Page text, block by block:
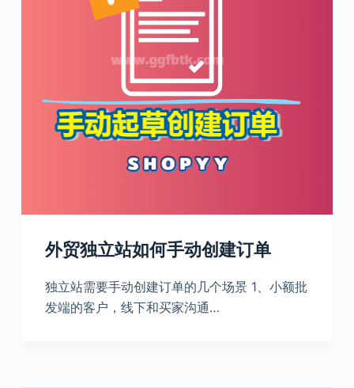
外贸独立站如何手动创建订单
独立站需要手动创建订单的几个场景 1、小额批
发端的客户，线下和买家沟通…